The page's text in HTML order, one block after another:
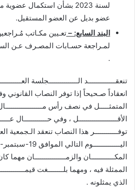
لسنة 2023 بشأن استكمال
عضو بديل عن العضو المستقيل.
البند السابع: – تعـيين مكـاتب
.
تنعقــــــــــــــد الـــــــــــــــجلسة
انعقاداً صـحيحاً إذا توفر النصاب القانوني
المتمثـــــل في نصف رأس
الأقــــــــــــــــــــل ، وفي حــــــــــــال
توفــــــــــــر هذا النصاب تنعقد الـجمعية
المكــــــــــــان والزمــــــــــــــــان
الممثلة فيه ، ومهما بلــــــــغت
الذي يمثلونه .